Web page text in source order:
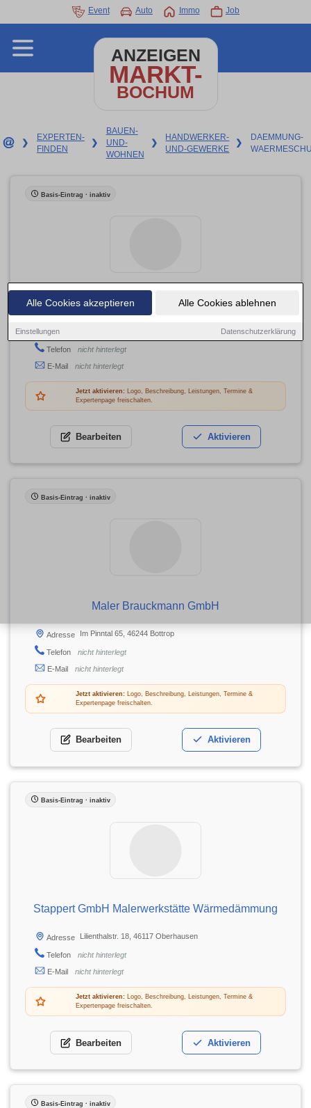
Alle Cookies akzeptieren Alle Cookies ablehnen
Einstellungen Datenschutzerklärung
Event Auto Immo Job
ANZEIGEN
MARKT-
BOCHUM
❯
EXPERTEN-
FINDEN
❯
BAUEN-
UND-
WOHNEN
❯
HANDWERKER-
UND-GEWERKE
❯
DAEMMUNG-
Basis-Eintrag · inaktiv
Maler Dreyer GmbH
Adresse
Telefon
nicht hinterlegt
E-Mail
nicht hinterlegt
Jetzt aktivieren: Logo, Beschreibung, Leistungen, Termine &
Expertenpage freischalten.
Bearbeiten Aktivieren
Basis-Eintrag · inaktiv
Maler Brauckmann GmbH
Adresse Im Pinntal 65, 46244 Bottrop
Telefon
nicht hinterlegt
E-Mail
nicht hinterlegt
Jetzt aktivieren:Logo, Beschreibung, Leistungen, Termine &
Expertenpage freischalten.
Bearbeiten Aktivieren
Basis-Eintrag · inaktiv
Stappert GmbH Malerwerkstätte Wärmedämmung
Adresse Lilienthalstr. 18, 46117 Oberhausen
Telefon
nicht hinterlegt
E-Mail
nicht hinterlegt
Jetzt aktivieren:Logo, Beschreibung, Leistungen, Termine &
Expertenpage freischalten.
Bearbeiten Aktivieren
Basis-Eintrag · inaktiv